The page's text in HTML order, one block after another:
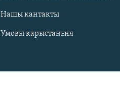
Нашы кантакты
Умовы карыстаньня